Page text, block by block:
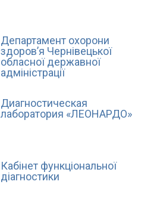
Департамент охорони
здоров’я Чернівецької
обласної державної
адміністрації
Диагностическая
лаборатория «ЛЕОНАРДО»
Кабінет функціональної
діагностики